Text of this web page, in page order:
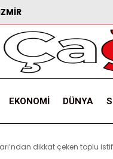
EKONOMI DÜNYA
dikkat çeken toplu